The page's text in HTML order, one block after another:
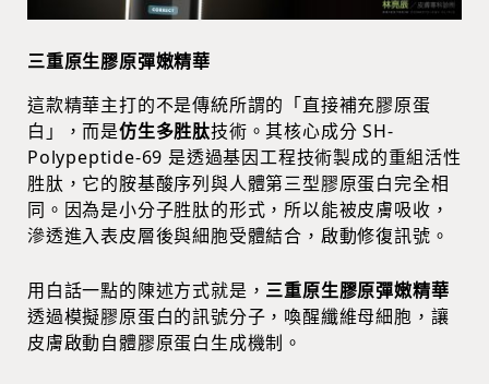
三重原生膠原彈嫩精華
這款精華主打的不是傳統所謂的「直接補充膠原蛋
白」，而是仿生多胜肽技術。其核心成分 SH-
Polypeptide-69 是透過基因工程技術製成的重組活性
胜肽，它的胺基酸序列與人體第三型膠原蛋白完全相
同。因為是小分子胜肽的形式，所以能被皮膚吸收，
滲透進入表皮層後與細胞受體結合，啟動修復訊號。
用白話一點的陳述方式就是， 三重原生膠原彈嫩精華
透過模擬膠原蛋白的訊號分子，喚醒纖維母細胞，讓
皮膚啟動自體膠原蛋白生成機制。